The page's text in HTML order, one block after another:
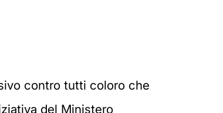
contro tutti coloro che
del Ministero